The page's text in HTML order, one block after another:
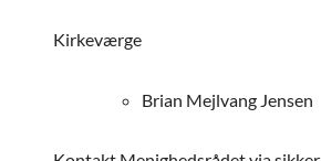
Kirkeværge
Brian Mejlvang Jensen